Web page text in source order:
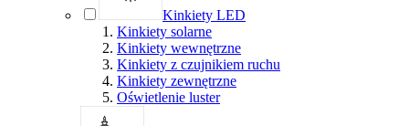
Kinkiety LED
Kinkiety solarne
Kinkiety wewnętrzne
Kinkiety z czujnikiem ruchu
Kinkiety zewnętrzne
Oświetlenie luster